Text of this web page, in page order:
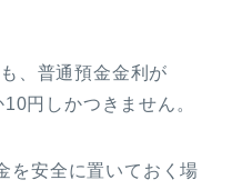
、普通預金金利が
円しかつきません。
を安全に置いておく場